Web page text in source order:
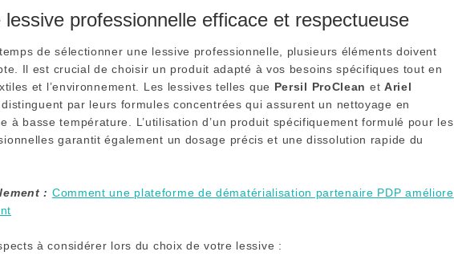
lessive professionnelle efficace et respectueuse
de sélectionner une lessive professionnelle, plusieurs éléments doivent
Il est crucial de choisir un produit adapté à vos besoins spécifiques tout en
et l’environnement. Les lessives telles que Persil ProClean et Ariel
par leurs formules concentrées qui assurent un nettoyage en
à basse température. L’utilisation d’un produit spécifiquement formulé pour les
garantit également un dosage précis et une dissolution rapide du
: Comment une plateforme de dématérialisation partenaire PDP améliore
à considérer lors du choix de votre lessive :